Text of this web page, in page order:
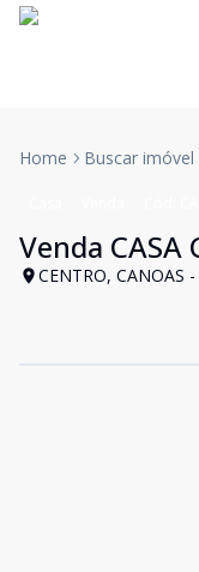
Home Buscar imóvel
Venda CASA
CENTRO, CANOAS -